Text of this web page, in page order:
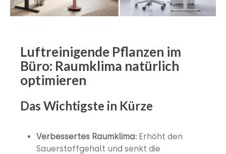
Luftreinigende Pflanzen im
Büro: Raumklima natürlich
optimieren
Das Wichtigste in Kürze
Verbessertes Raumklima: Erhöht den
Sauerstoffgehalt und senkt die